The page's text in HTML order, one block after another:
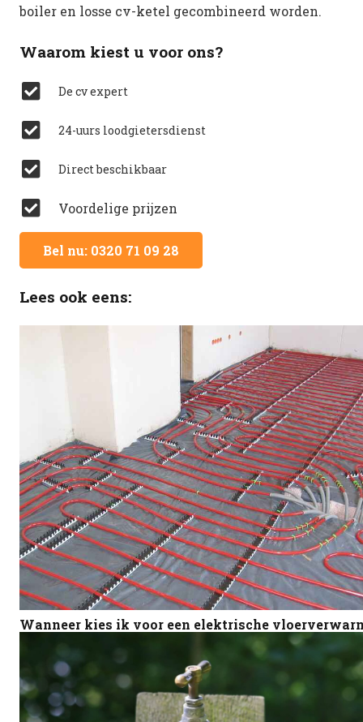
boiler en losse cv-ketel gecombineerd worden.
Waarom kiest u voor ons?
De cv expert
24-uurs loodgietersdienst
Direct beschikbaar
Voordelige prijzen
Bel nu: 0320 71 09 28
Lees ook eens:
Wanneer kies ik voor een elektrische